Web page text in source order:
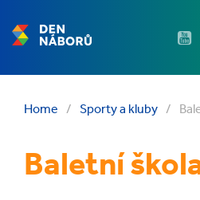
Home / Sporty a kluby /
Baletní